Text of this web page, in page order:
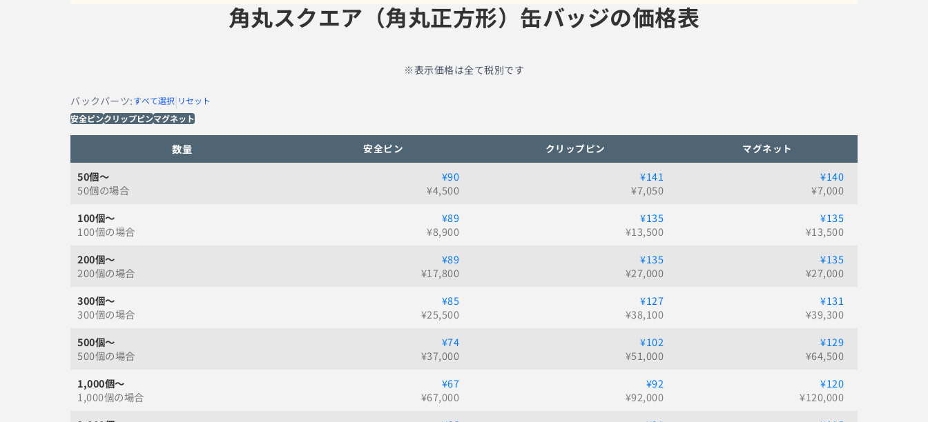
角丸スクエア（角丸正方形）缶バッジの価格表
※表示価格は全て税別です
バックパーツ:すべて選択| リセット
安全ピンクリップピンマグネット
数量 安全ピン クリップピン マグネット
50個～
50個の場合
¥90
¥4,500
¥141
¥7,050
¥140
¥7,000
100個～
100個の場合
¥89
¥8,900
¥135
¥13,500
¥135
¥13,500
200個～
200個の場合
¥89
¥17,800
¥135
¥27,000
¥135
¥27,000
300個～
300個の場合
¥85
¥25,500
¥127
¥38,100
¥131
¥39,300
500個～
500個の場合
¥74
¥37,000
¥102
¥51,000
¥129
¥64,500
1,000個～
1,000個の場合
¥67
¥67,000
¥92
¥92,000
¥120
¥120,000